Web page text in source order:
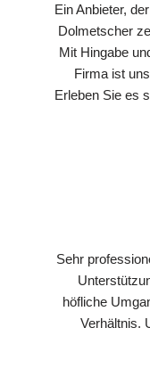
Ein Anbieter,
Dolmetscher
Mit Hingabe
Firma ist
Erleben Sie es
Sehr
höfliche
Verhältnis.